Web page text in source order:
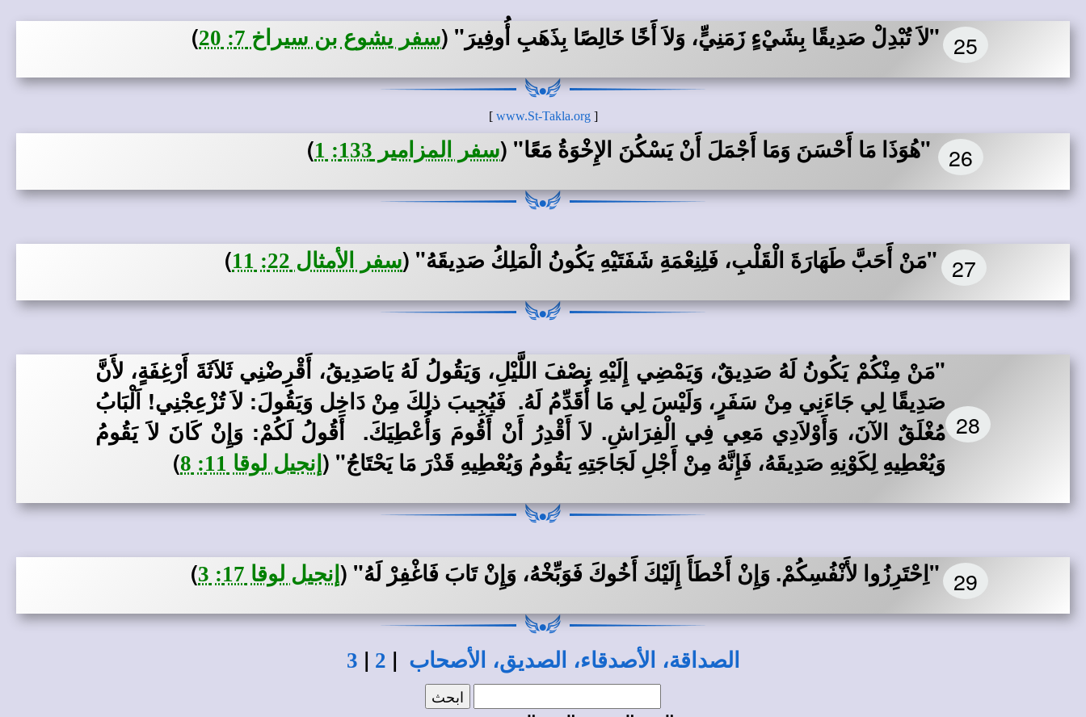
25 "لاَ تُبْدِلْ صَدِيقًا بِشَيْءٍ زَمَنِيٍّ، وَلاَ أَخًا خَالِصًا بِذَهَبِ أُوفِيرَ" (سفر يشوع بن سيراخ 7: 20 )
[
www.St-Takla.org
]
26 "هُوَذَا مَا أَحْسَنَ وَمَا أَجْمَلَ أَنْ يَسْكُنَ الإِخْوَةُ مَعًا" (سفر المزامير 133: 1 )
27 "مَنْ أَحَبَّ طَهَارَةَ الْقَلْبِ، فَلِنِعْمَةِ شَفَتَيْهِ يَكُونُ الْمَلِكُ صَدِيقَهُ" (سفر الأمثال 22: 11 )
28
"مَنْ مِنْكُمْ يَكُونُ لَهُ صَدِيقٌ، وَيَمْضِي إِلَيْهِ نِصْفَ اللَّيْلِ، وَيَقُولُ لَهُ يَاصَدِيقُ، أَقْرِضْنِي ثَلاَثَةَ أَرْغِفَةٍ، لأَنَّ
صَدِيقًا لِي جَاءَنِي مِنْ سَفَرٍ، وَلَيْسَ لِي مَا أُقَدِّمُ لَهُ. فَيُجِيبَ ذلِكَ مِنْ دَاخِل وَيَقُولَ: لاَ تُزْعِجْنِي! اَلْبَابُ
مُغْلَقٌ الآنَ، وَأَوْلاَدِي مَعِي فِي الْفِرَاشِ. لاَ أَقْدِرُ أَنْ أَقُومَ وَأُعْطِيَكَ. أَقُولُ لَكُمْ: وَإِنْ كَانَ لاَ يَقُومُ
وَيُعْطِيهِ لِكَوْنِهِ صَدِيقَهُ، فَإِنَّهُ مِنْ أَجْلِ لَجَاجَتِهِ يَقُومُ وَيُعْطِيهِ قَدْرَ مَا يَحْتَاجُ" ( إنجيل لوقا 11: 8 )
29 "اِحْتَرِزُوا لأَنْفُسِكُمْ. وَإِنْ أَخْطَأَ إِلَيْكَ أَخُوكَ فَوَبِّخْهُ، وَإِنْ تَابَ فَاغْفِرْ لَهُ" ( إنجيل لوقا 17: 3 )
الصداقة، الأصدقاء، الصديق، الأصحاب |
2
|
3